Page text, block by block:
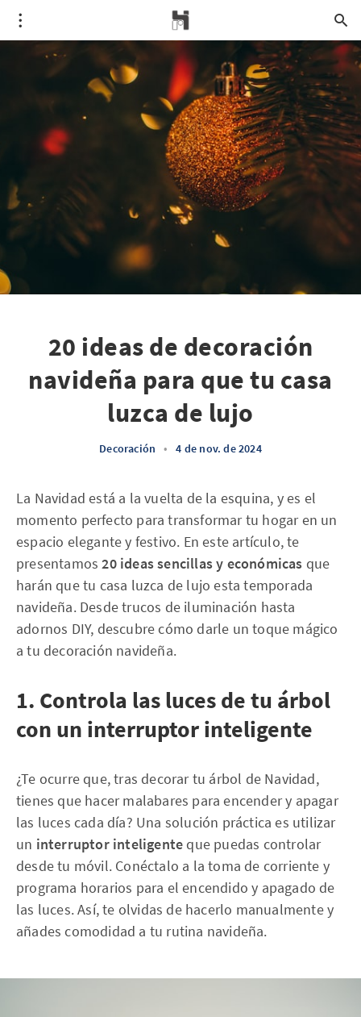
20 ideas de decoración
navideña para que tu casa
luzca de lujo
Decoración • 4 de nov. de 2024
La Navidad está a la vuelta de la esquina, y es el
momento perfecto para transformar tu hogar en un
espacio elegante y festivo. En este artículo, te
presentamos20 ideas sencillas y económicas que
harán que tu casa luzca de lujo esta temporada
navideña. Desde trucos de iluminación hasta
adornos DIY, descubre cómo darle un toque mágico
a tu decoración navideña.
1. Controla las luces de tu árbol
con un interruptor inteligente
¿Te ocurre que, tras decorar tu árbol de Navidad,
tienes que hacer malabares para encender y apagar
las luces cada día? Una solución práctica es utilizar
un interruptor inteligenteque puedas controlar
desde tu móvil. Conéctalo a la toma de corriente y
programa horarios para el encendido y apagado de
las luces. Así, te olvidas de hacerlo manualmente y
añades comodidad a tu rutina navideña.